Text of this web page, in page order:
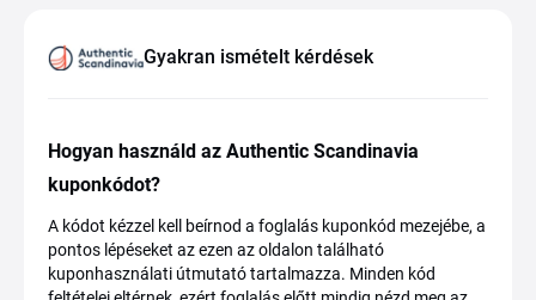
Gyakran ismételt kérdések
Hogyan használd az Authentic Scandinavia
kuponkódot?
A kódot kézzel kell beírnod a foglalás kuponkód mezejébe, a
pontos lépéseket az ezen az oldalon található
kuponhasználati útmutató tartalmazza. Minden kód